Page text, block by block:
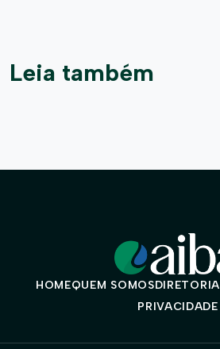
Leia também
HOMEQUEM SOMOSDIRETORIA
PRIVACIDADE